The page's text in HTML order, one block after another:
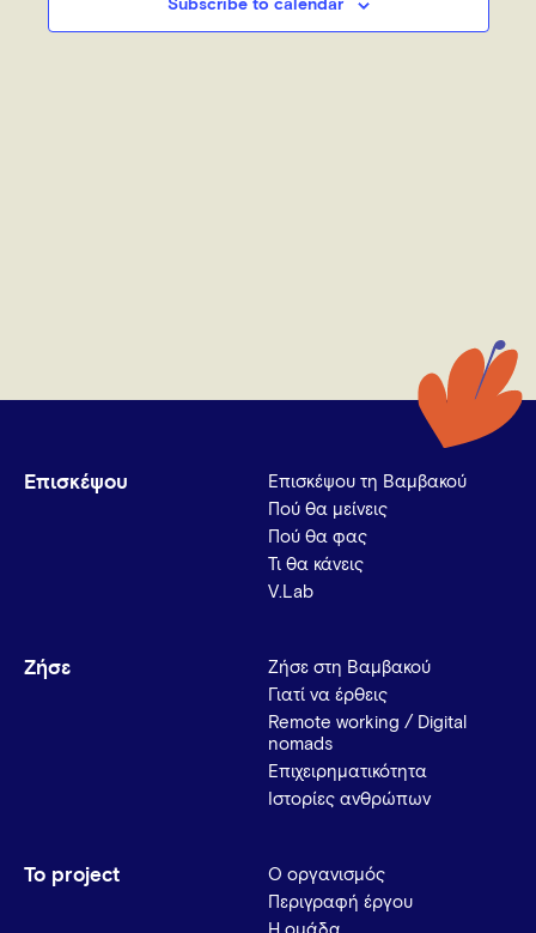
Subscribe to calendar
Επισκέψου
Επισκέψου τη Βαμβακού
Πού θα μείνεις
Πού θα φας
Τι θα κάνεις
V.Lab
Ζήσε
Ζήσε στη Βαμβακού
Γιατί να έρθεις
Remote working / Digital
nomads
Επιχειρηματικότητα
Ιστορίες ανθρώπων
Το project
Ο οργανισμός
Περιγραφή έργου